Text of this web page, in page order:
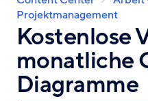
Projektmanagement
Kostenlose
monatliche
Diagramme